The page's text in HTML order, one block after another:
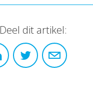
Deel dit artikel: